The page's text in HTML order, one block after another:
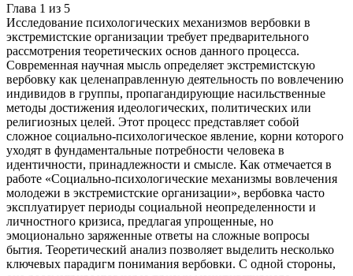
Глава 1 из 5
Исследование психологических механизмов вербовки в
экстремистские организации требует предварительного
рассмотрения теоретических основ данного процесса.
Современная научная мысль определяет экстремистскую
вербовку как целенаправленную деятельность по вовлечению
индивидов в группы, пропагандирующие насильственные
методы достижения идеологических, политических или
религиозных целей. Этот процесс представляет собой
сложное социально-психологическое явление, корни которого
уходят в фундаментальные потребности человека в
идентичности, принадлежности и смысле. Как отмечается в
работе «Социально-психологические механизмы вовлечения
молодежи в экстремистские организации», вербовка часто
эксплуатирует периоды социальной неопределенности и
личностного кризиса, предлагая упрощенные, но
эмоционально заряженные ответы на сложные вопросы
бытия. Теоретический анализ позволяет выделить несколько
ключевых парадигм понимания вербовки. С одной стороны,